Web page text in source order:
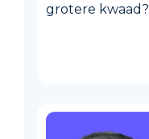
grotere kwaad?